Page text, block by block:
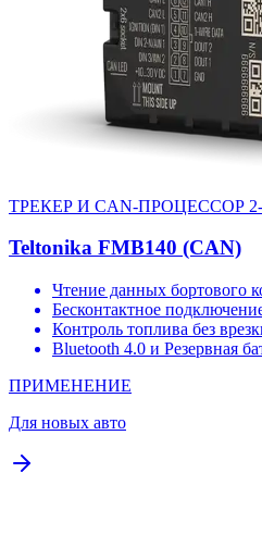
ТРЕКЕР И CAN-ПРОЦЕССОР 2-
Teltonika FMB140 (CAN)
Чтение данных бортового
Бесконтактное
Контроль топлива без
Bluetooth 4.0 и Резервная
ПРИМЕНЕНИЕ
Для новых авто